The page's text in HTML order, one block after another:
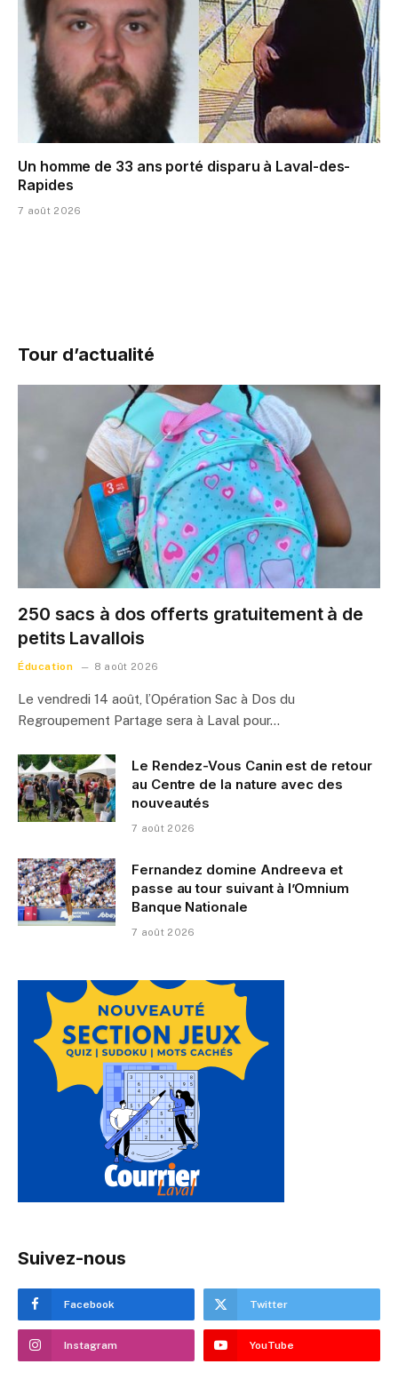
Un homme de 33 ans porté disparu à Laval-des-
Rapides
7 août 2026
Tour d’actualité
250 sacs à dos offerts gratuitement à de
petits Lavallois
Éducation 8 août 2026
Le vendredi 14 août, l’Opération Sac à Dos du
Regroupement Partage sera à Laval pour…
Le Rendez-Vous Canin est de retour
au Centre de la nature avec des
nouveautés
7 août 2026
Fernandez domine Andreeva et
passe au tour suivant à l’Omnium
Banque Nationale
7 août 2026
Suivez-nous
Facebook Twitter
Instagram YouTube